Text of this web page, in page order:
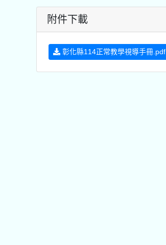
附件下載
彰化縣114正常教學視導手冊.pdf